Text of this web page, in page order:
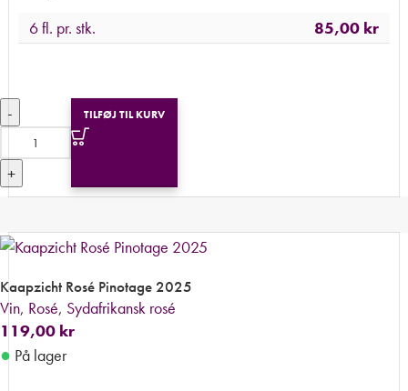
6 fl. pr. stk.
85,00 kr
-
+
TILFØJ TIL KURV
Kaapzicht Rosé Pinotage 2025
Vin, Rosé, Sydafrikansk rosé
119,00 kr
● På lager